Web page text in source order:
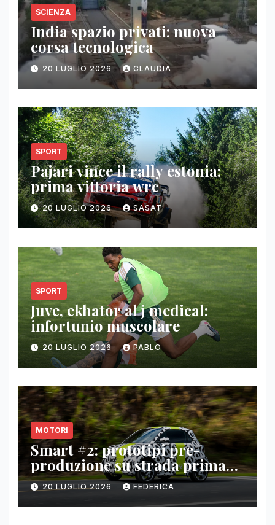
SCIENZA
India spazio privati: nuova
corsa tecnologica
20 LUGLIO 2026 CLAUDIA
SPORT
Pajari vince il rally estonia:
prima vittoria wrc
20 LUGLIO 2026 SASAT
SPORT
Juve, ekhator al j medical:
infortunio muscolare
20 LUGLIO 2026 PABLO
MOTORI
Smart #2: prototipi pre-
produzione su strada prima
del paris motor show 2026
20 LUGLIO 2026 FEDERICA